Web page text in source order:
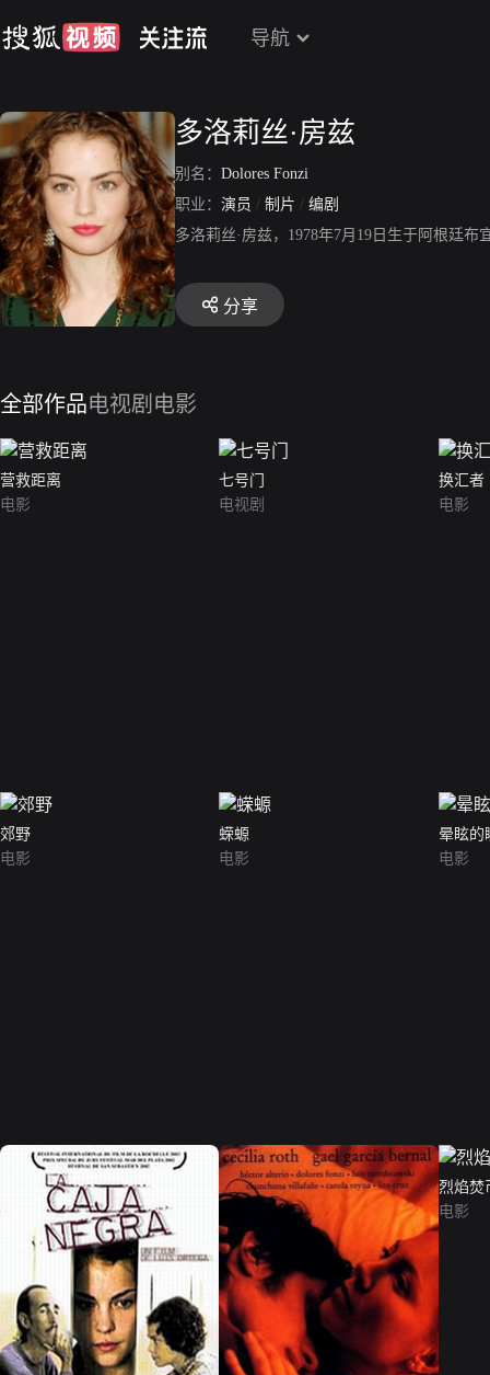
导航
多洛莉丝·房兹
别名： Dolores Fonzi
职业： 演员 / 制片 / 编剧
多洛莉丝·房兹，1978年7月19日生于阿根廷
分享
全部作品电视剧 电影
营救距离
电影
七号门
电视剧
换汇者
电影
郊野
电影
蝾螈
电影
晕眩的
电影
烈焰焚
电影